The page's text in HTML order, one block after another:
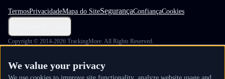
TermosPrivacidadeMapa do SiteSegurançaConfiançaCookies
Copyright © 2014-2026 TrackingMore. All Rights Reserved.
We value your privacy